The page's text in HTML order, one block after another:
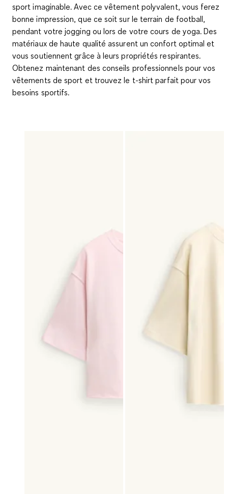
sport imaginable. Avec ce vêtement polyvalent, vous ferez
bonne impression, que ce soit sur le terrain de football,
pendant votre jogging ou lors de votre cours de yoga. Des
matériaux de haute qualité assurent un confort optimal et
vous soutiennent grâce à leurs propriétés respirantes.
Obtenez maintenant des conseils professionnels pour vos
vêtements de sport et trouvez le t-shirt parfait pour vos
besoins sportifs.